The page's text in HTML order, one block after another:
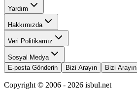
Yardım
Hakkımızda
Veri Politikamız
Sosyal Medya
E-posta Gönderin
Bizi Arayın Bizi Arayın
Copyright © 2006 - 2026 isbul.net